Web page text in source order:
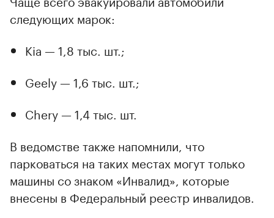
00:00 / 00:00
следующих марок:
Kia — 1,8 тыс. шт.;
Geely — 1,6 тыс. шт.;
Chery — 1,4 тыс. шт.
В ведомстве также напомнили, что
парковаться на таких местах могут только
машины со знаком «Инвалид», которые
внесены в Федеральный реестр инвалидов.